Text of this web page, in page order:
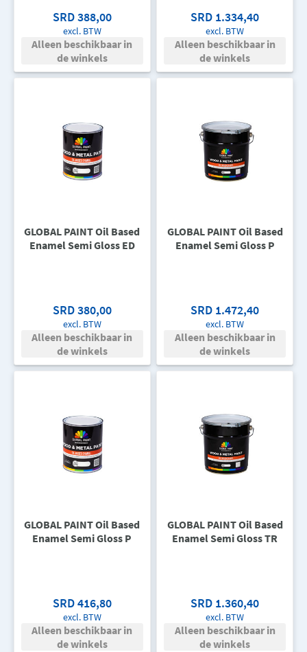
SRD 388,00
excl. BTW
Alleen beschikbaar in
de winkels
SRD 1.334,40
excl. BTW
Alleen beschikbaar in
de winkels
GLOBAL PAINT Oil Based
Enamel Semi Gloss ED
SRD 380,00
excl. BTW
Alleen beschikbaar in
de winkels
GLOBAL PAINT Oil Based
Enamel Semi Gloss P
SRD 1.472,40
excl. BTW
Alleen beschikbaar in
de winkels
GLOBAL PAINT Oil Based
Enamel Semi Gloss P
SRD 416,80
excl. BTW
Alleen beschikbaar in
de winkels
GLOBAL PAINT Oil Based
Enamel Semi Gloss TR
SRD 1.360,40
excl. BTW
Alleen beschikbaar in
de winkels